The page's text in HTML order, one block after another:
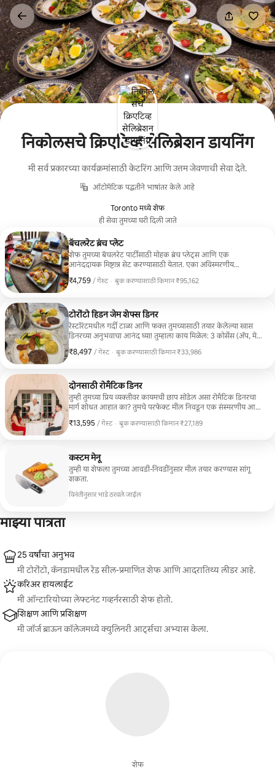
कंटेंटवर
जा
निकोलसचे क्रिएटिव्ह सेलिब्रेशन डायनिंग
मी सर्व प्रकारच्या कार्यक्रमांसाठी केटरिंग आणि उत्तम जेवणाची सेवा देते.
ऑटोमॅटिक पद्धतीने भाषांतर केले आहे
Toronto मध्ये शेफ
ही सेवा तुमच्या घरी दिली जाते
बॅचलरेट ब्रंच प्लेट
शेफ तुमच्या बॅचलरेट पार्टीसाठी मोहक ब्रंच प्लेट्स आणि एक
आनंददायक मिष्टान्न सेट करण्यासाठी येतात. एका अविस्मरणीय
₹4,759 / गेस्ट
₹4,759 प्रति गेस्ट · बुक करण्यासाठी किमान ₹95,162
टोरोंटो हिडन जेम शेफ्स डिनर
रेस्टॉरंटमधील गर्दी टाळा आणि फक्त तुमच्यासाठी तयार केलेल्या खास
डिनरच्या अनुभवाचा आनंद घ्या! तुम्हाला काय मिळेल: 3 कोर्सेस (ॲप, मेन,
वाढदिवस आणि छोट्या मेळाव्यांसाठी परिपूर्ण.
₹8,497 / गेस्ट
₹8,497 प्रति गेस्ट · बुक करण्यासाठी किमान ₹33,986
दोनसाठी रोमँटिक डिनर
तुम्ही तुमच्या प्रिय व्यक्तीवर कायमची छाप सोडेल असा रोमँटिक डिनरचा
मार्ग शोधत आहात का? तुमचे परफेक्ट मील निवडून एक संस्मरणीय आणि
₹13,595 / गेस्ट
₹13,595 प्रति गेस्ट · बुक करण्यासाठी किमान ₹27,189
कस्टम मेनू
तुम्ही या शेफला तुमच्या आवडी-निवडींनुसार मील तयार करण्यास सांगू
शकता.
विनंतीनुसार भाडे ठरवले जाईल
माझ्या पात्रता
शेफ
25 वर्षांचा अनुभव
मी टोरोंटो, कॅनडामधील रेड सील-प्रमाणित शेफ आणि आदरातिथ्य लीडर आहे.
करिअर हायलाईट
मी ऑन्टारियोच्या लेफ्टनंट गव्हर्नरसाठी शेफ होतो.
शिक्षण आणि प्रशिक्षण
मी जॉर्ज ब्राऊन कॉलेजमध्ये क्युलिनरी आर्ट्सचा अभ्यास केला.